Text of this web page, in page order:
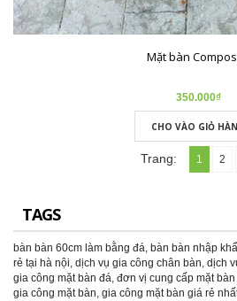
Mặt bàn
350.000₫
CHO VÀO GIỎ
Trang: 1 2
TAGS
bàn bàn 60cm làm bằng đá, bàn bàn nhập
rẻ tại hà nội, dịch vụ gia công chân bàn, dịch
gia công mặt bàn đá, đơn vị cung cấp mặt
gia công mặt bàn, gia công mặt bàn giá rẻ